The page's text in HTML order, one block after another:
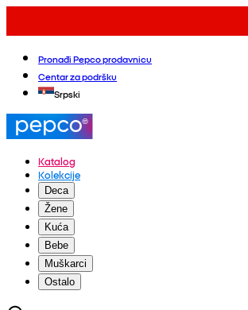
Pronađi Pepco prodavnicu
Centar za podršku
Srpski
Katalog
Kolekcije
Deca
Žene
Kuća
Bebe
Muškarci
Ostalo